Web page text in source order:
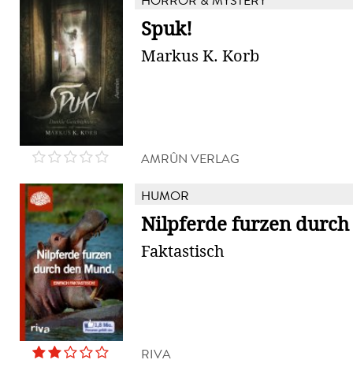
Spuk!
Markus K. Korb
AMRÛN VERLAG
HUMOR
Nilpferde furzen
Faktastisch
RIVA